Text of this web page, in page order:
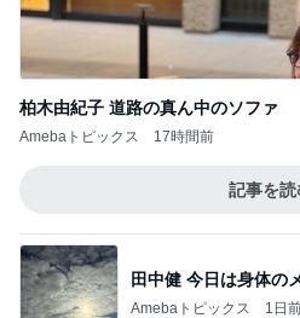
柏木由紀子 道路の真ん中のソファ
Amebaトピックス 17時間前
記事を読
田中健 今日は身体の
Amebaトピックス 1日